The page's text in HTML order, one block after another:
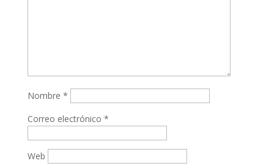
Nombre *
Correo electrónico *
Web